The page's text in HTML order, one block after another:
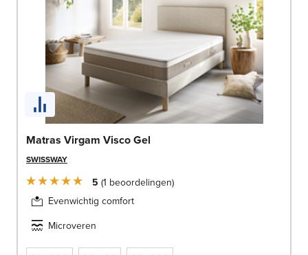
Matras Virgam Visco Gel
SWISSWAY
5 1 beoordelingen
Evenwichtig comfort
Microveren